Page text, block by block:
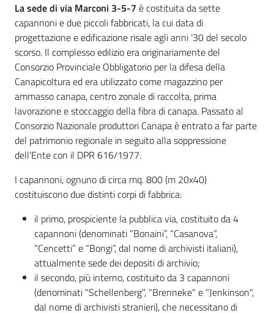
La sede di via Marconi 3-5-7 è costituita da sette
capannoni e due piccoli fabbricati, la cui data di
progettazione e edificazione risale agli anni ’30 del secolo
scorso. Il complesso edilizio era originariamente del
Consorzio Provinciale Obbligatorio per la difesa della
Canapicoltura ed era utilizzato come magazzino per
ammasso canapa, centro zonale di raccolta, prima
lavorazione e stoccaggio della fibra di canapa. Passato al
Consorzio Nazionale produttori Canapa è entrato a far parte
del patrimonio regionale in seguito alla soppressione
dell’Ente con il DPR 616/1977.
I capannoni, ognuno di circa mq. 800 (m 20x40)
costituiscono due distinti corpi di fabbrica:
il primo, prospiciente la pubblica via, costituito da 4
capannoni (denominati “Bonaini”, “Casanova”,
“Cencetti” e “Bongi”, dal nome di archivisti italiani),
attualmente sede dei depositi di archivio;
il secondo, più interno, costituito da 3 capannoni
(denominati "Schellenberg", "Brenneke" e "Jenkinson",
dal nome di archivisti stranieri), che necessitano di